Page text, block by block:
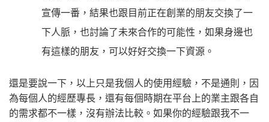
宣傳一番，結果也跟目前正在創業的朋友交換了一
下人脈，也討論了未來合作的可能性，如果身邊也
有這樣的朋友，可以好好交換一下資源。
還是要說一下，以上只是我個人的使用經驗，不是通則，因
為每個人的經歷專長，還有每個時期在平台上的業主跟各自
的需求都不一樣，沒有辦法比較。如果你的經驗跟我不一